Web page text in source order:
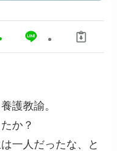
護教諭。
か？
一人だったな、と